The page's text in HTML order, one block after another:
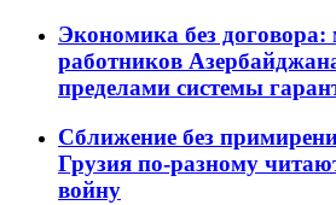
Экономика без
работников
пределами системы
Сближение без
Грузия по-разному
войну